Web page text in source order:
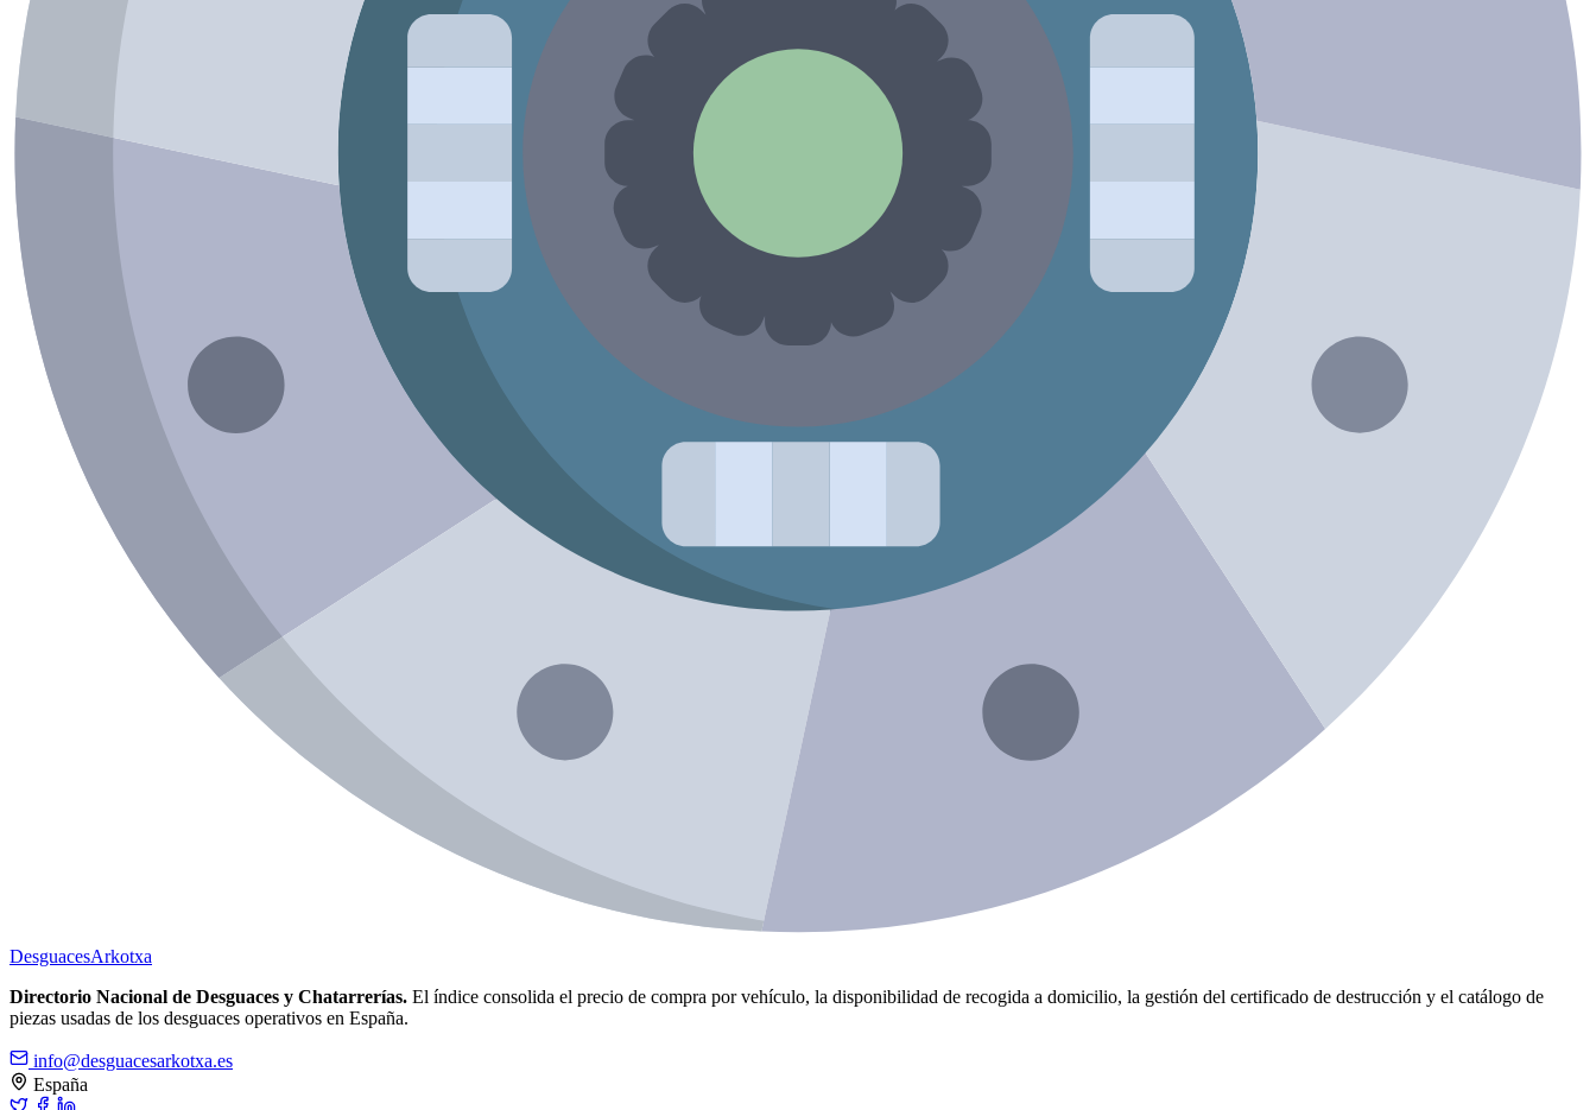
DesguacesArkotxa
Directorio Nacional de Desguaces y Chatarrerías. El índice consolida el precio de compra por vehículo, la disponibilidad de recogida a domicilio, la gestión del certificado de destrucción y el catálogo de
piezas usadas de los desguaces operativos en España.
info@desguacesarkotxa.es
España